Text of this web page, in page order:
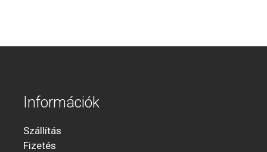
Információk
Szállítás
Fizetés